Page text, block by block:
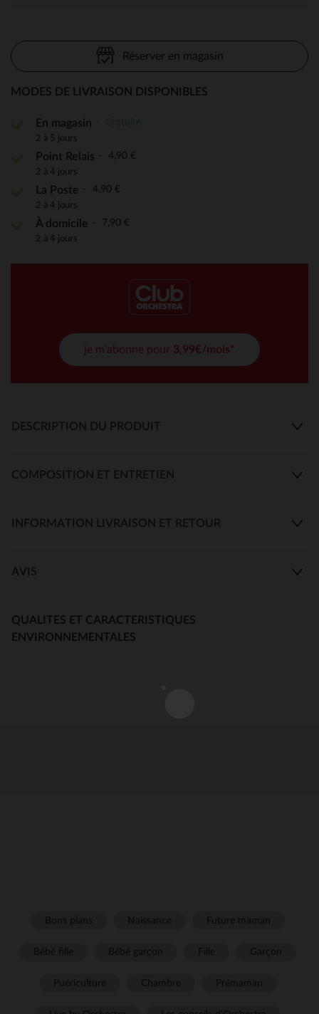
Réserver en magasin
MODES DE LIVRAISON DISPONIBLES
En magasin
2 à 5 jours
Point Relais 4,90 €
2 à 4 jours
La Poste 4,90 €
2 à 4 jours
À domicile 7,90 €
2 à 4 jours
je m'abonne pour 3,99€/mois*
DESCRIPTION DU PRODUIT
COMPOSITION ET ENTRETIEN
INFORMATION LIVRAISON ET RETOUR
AVIS
QUALITES ET CARACTERISTIQUES
ENVIRONNEMENTALES